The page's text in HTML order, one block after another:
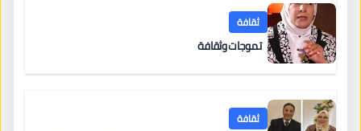
ثقافة
تموجات وثقافة
ثقافة